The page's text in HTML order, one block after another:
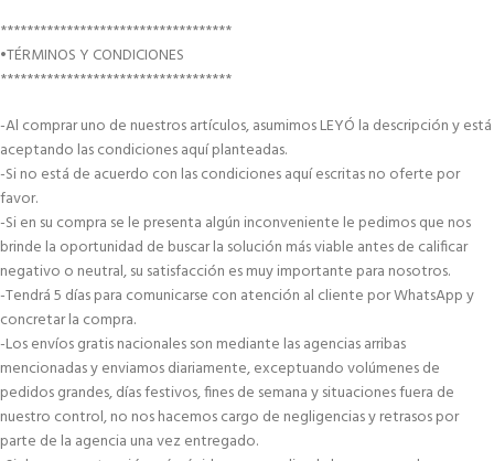
***********************************
•TÉRMINOS Y CONDICIONES
***********************************
-Al comprar uno de nuestros artículos, asumimos LEYÓ la descripción y está
aceptando las condiciones aquí planteadas.
-Si no está de acuerdo con las condiciones aquí escritas no oferte por
favor.
-Si en su compra se le presenta algún inconveniente le pedimos que nos
brinde la oportunidad de buscar la solución más viable antes de calificar
negativo o neutral, su satisfacción es muy importante para nosotros.
-Tendrá 5 días para comunicarse con atención al cliente por WhatsApp y
concretar la compra.
-Los envíos gratis nacionales son mediante las agencias arribas
mencionadas y enviamos diariamente, exceptuando volúmenes de
pedidos grandes, días festivos, fines de semana y situaciones fuera de
nuestro control, no nos hacemos cargo de negligencias y retrasos por
parte de la agencia una vez entregado.